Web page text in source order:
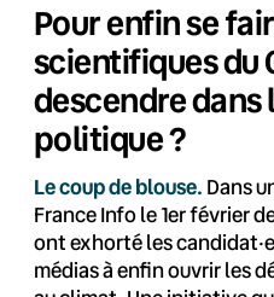
Pour enfin se
scientifiques du
descendre dans
politique ?
Le coup de blouse. Dans
France Info le 1er février
ont exhorté les
médias à enfin ouvrir les